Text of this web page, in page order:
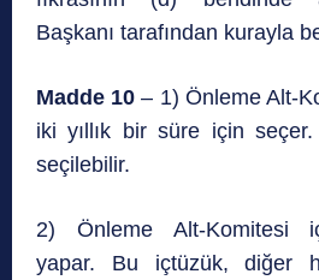
Başkanı tarafından kurayla
Madde 10 – 1) Önleme Alt-
iki yıllık bir süre için
seçilebilir.
2) Önleme Alt-Komitesi
yapar. Bu içtüzük, diğer